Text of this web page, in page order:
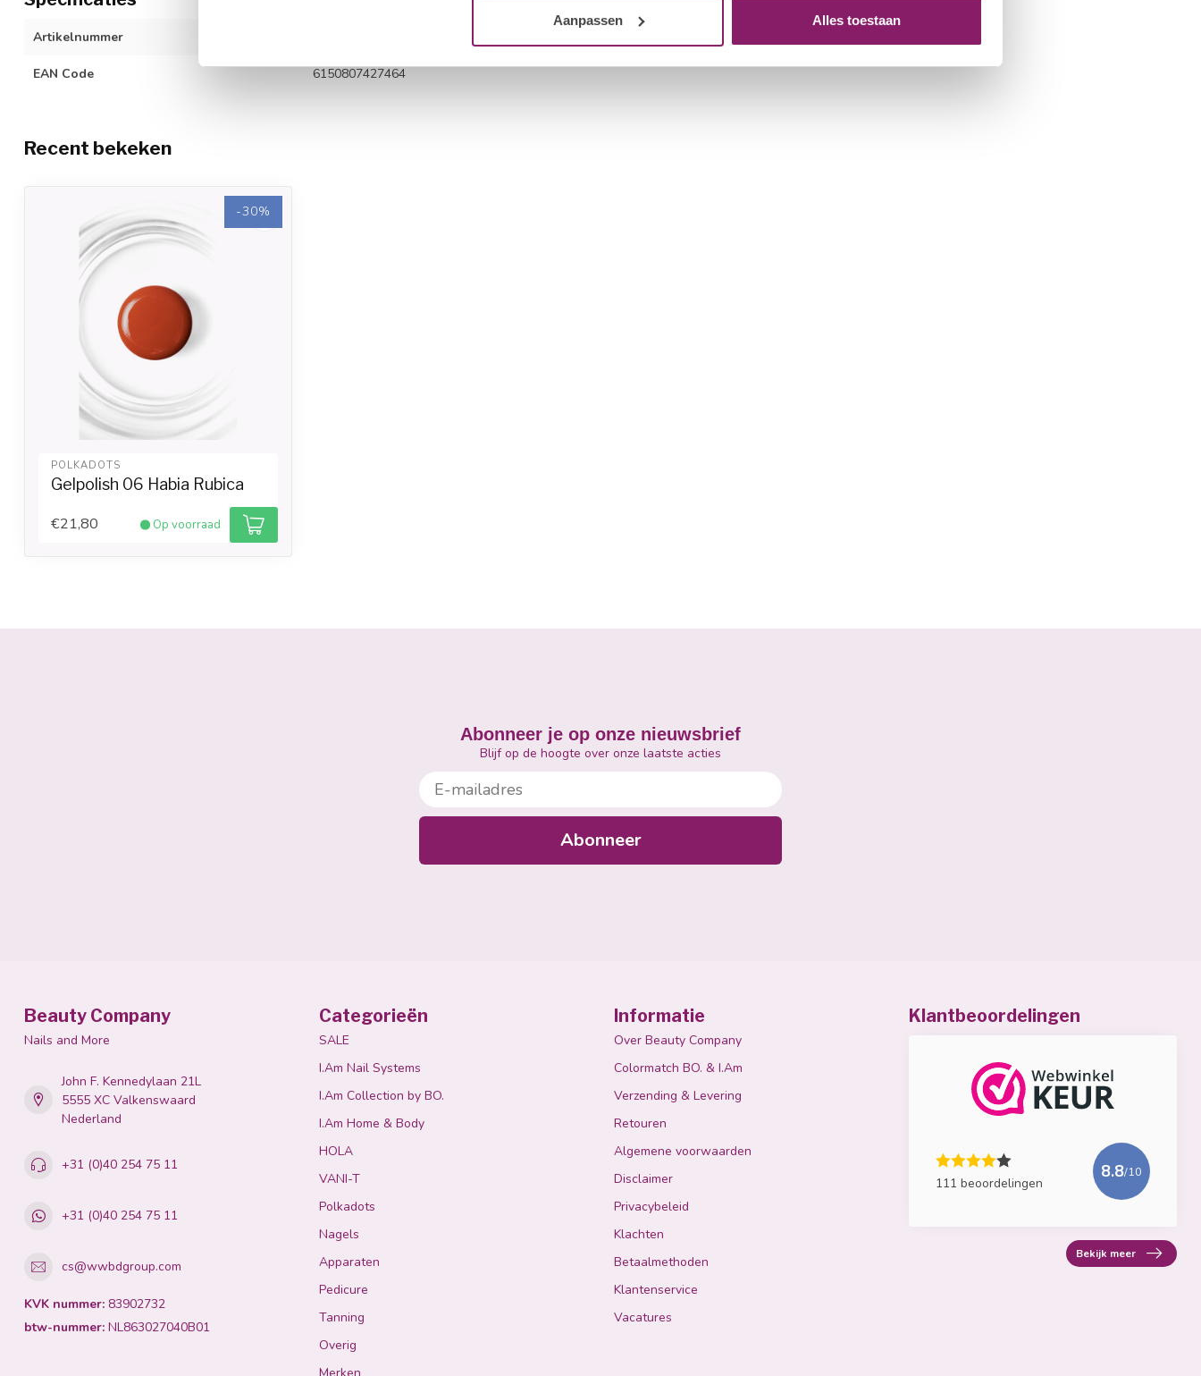
Aanpassen Alles toestaan
Artikelnummer
EAN Code 6150807427464
Recent bekeken
-30%
POLKADOTS
Gelpolish 06 Habia Rubica
€21,80 Op voorraad
Abonneer je op onze nieuwsbrief
Blijf op de hoogte over onze laatste acties
E-mailadres
Abonneer
Beauty Company
Nails and More
John F. Kennedylaan 21L
5555 XC Valkenswaard
Nederland
+31 (0)40 254 75 11
+31 (0)40 254 75 11
cs@wwbdgroup.com
KVK nummer: 83902732
btw-nummer: NL863027040B01
Categorieën
SALE
I.Am Nail Systems
I.Am Collection by BO.
I.Am Home & Body
HOLA
VANI-T
Polkadots
Nagels
Apparaten
Pedicure
Tanning
Overig
Informatie
Over Beauty Company
Colormatch BO. & I.Am
Verzending & Levering
Retouren
Algemene voorwaarden
Disclaimer
Privacybeleid
Klachten
Betaalmethoden
Klantenservice
Vacatures
Klantbeoordelingen
111 beoordelingen
8.8/10
Bekijk meer